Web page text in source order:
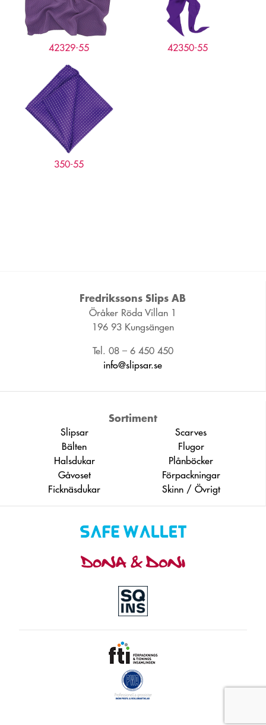
42329-55 42350-55
350-55
Fredrikssons Slips AB
Öråker Röda Villan 1
196 93 Kungsängen
Tel. 08 – 6 450 450
info@slipsar.se
Sortiment
Slipsar
Scarves
Bälten
Flugor
Halsdukar
Plånböcker
Gåvoset
Förpackningar
Ficknäsdukar
Skinn / Övrigt